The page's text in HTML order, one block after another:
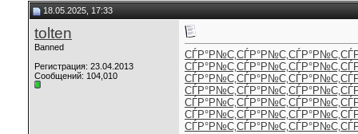
18.05.2025, 17:33
tolten
Banned
Регистрация: 23.04.2013
Сообщений: 104,010
СЃР°Р№С‚СЃР°Р№С‚СЃР°Р№С‚
СЃР°Р№С‚СЃР°Р№С‚СЃР°Р№С‚
СЃР°Р№С‚СЃР°Р№С‚СЃР°Р№С‚
СЃР°Р№С‚СЃР°Р№С‚СЃР°Р№С‚
СЃР°Р№С‚СЃР°Р№С‚СЃР°Р№С‚
СЃР°Р№С‚СЃР°Р№С‚СЃР°Р№С‚
СЃР°Р№С‚СЃР°Р№С‚СЃР°Р№С‚